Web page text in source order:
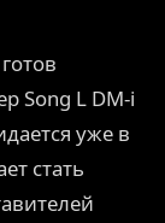
Song L DM-i
уже в
стать